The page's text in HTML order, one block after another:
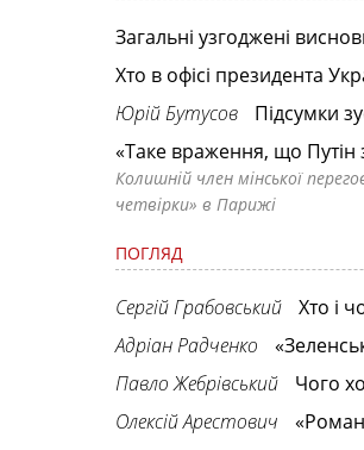
Загальні узгоджені
Хто в офісі президента
Юрій Бутусов
Підсумки
«Таке враження, що Путін
Колишній член мінської
четвірки» в Парижі
ПОГЛЯД
Сергій Грабовський
Хто і
Адріан Радченко
Павло Жебрівський
Чого
Олексій Арестович